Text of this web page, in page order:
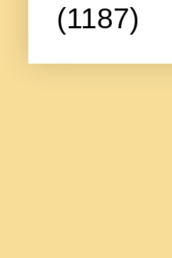
(1187)